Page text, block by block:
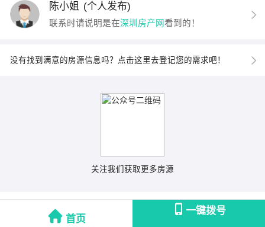
首页
一键拨号
陈小姐 (个人发布)
联系时请说明是在深圳房产网看到的！
没有找到满意的房源信息吗？点击这里去登记您的需求吧！
关注我们获取更多房源